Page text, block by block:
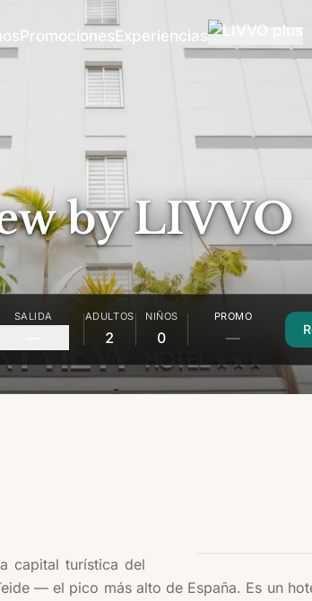
Promociones Experiencias
by LIVVO
SALIDA ADULTOS
2
NIÑOS
0
PROMO
capital turística del
— el pico más alto de España. Es un